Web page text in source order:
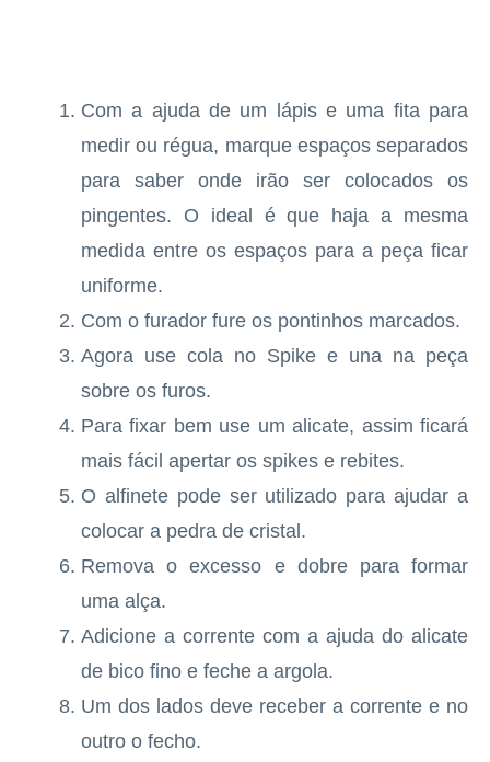
Com a ajuda de um lápis e uma fita para
medir ou régua, marque espaços separados
para saber onde irão ser colocados os
pingentes. O ideal é que haja a mesma
medida entre os espaços para a peça ficar
uniforme.
Com o furador fure os pontinhos marcados.
Agora use cola no Spike e una na peça
sobre os furos.
Para fixar bem use um alicate, assim ficará
mais fácil apertar os spikes e rebites.
O alfinete pode ser utilizado para ajudar a
colocar a pedra de cristal.
Remova o excesso e dobre para formar
uma alça.
Adicione a corrente com a ajuda do alicate
de bico fino e feche a argola.
Um dos lados deve receber a corrente e no
outro o fecho.